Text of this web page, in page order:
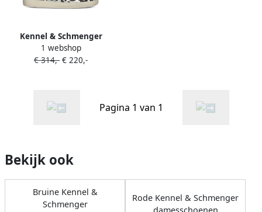
Kennel & Schmenger
Sneakers met luipaardprint
Grijs
1 webshop
€ 314,- € 220,-
Pagina 1 van 1
Bekijk ook
Bruine Kennel &
Schmenger
Rode Kennel & Schmenger